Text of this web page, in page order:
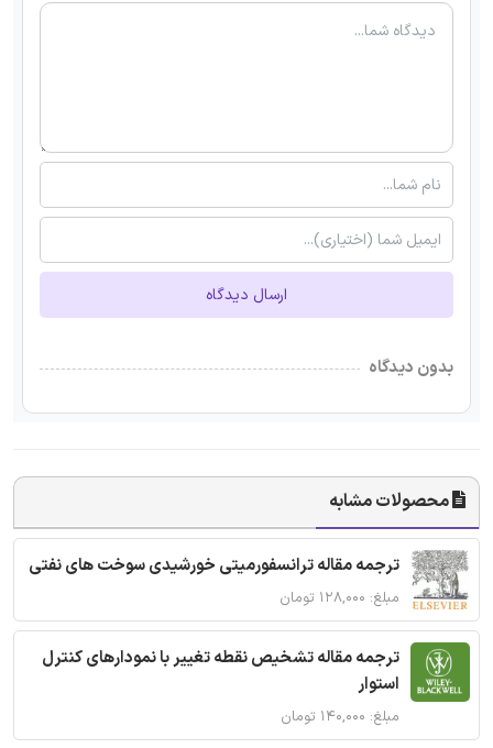
ارسال دیدگاه
بدون دیدگاه
محصولات مشابه
ترجمه مقاله ترانسفورمیتی خورشیدی سوخت های نفتی
مبلغ: ۱۲۸,۰۰۰ تومان
ترجمه مقاله تشخیص نقطه تغییر با نمودارهای کنترل
استوار
مبلغ: ۱۴۰,۰۰۰ تومان